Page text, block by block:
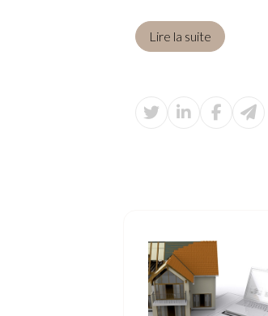
Lire la suite